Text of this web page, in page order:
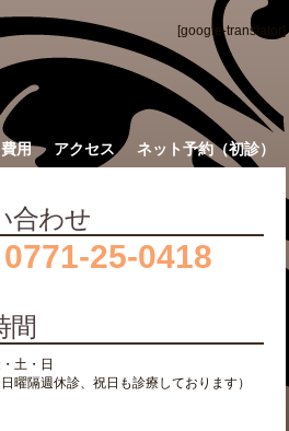
[google-translator]
費用 アクセス ネット予約（初診）
合わせ
25-0418
間
土・日
日曜隔週休診、祝日も診療しております）